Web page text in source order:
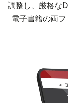
調整し、厳格な
電子書籍の両フ